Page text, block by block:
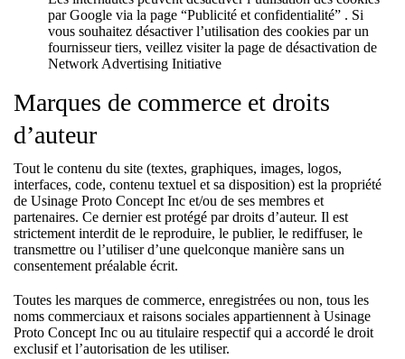
par Google via la page “Publicité et confidentialité” . Si
vous souhaitez désactiver l’utilisation des cookies par un
fournisseur tiers, veillez visiter la page de désactivation de
Network Advertising Initiative
Marques de commerce et droits
d’auteur
Tout le contenu du site (textes, graphiques, images, logos,
interfaces, code, contenu textuel et sa disposition) est la propriété
de Usinage Proto Concept Inc et/ou de ses membres et
partenaires. Ce dernier est protégé par droits d’auteur. Il est
strictement interdit de le reproduire, le publier, le rediffuser, le
transmettre ou l’utiliser d’une quelconque manière sans un
consentement préalable écrit.
Toutes les marques de commerce, enregistrées ou non, tous les
noms commerciaux et raisons sociales appartiennent à Usinage
Proto Concept Inc ou au titulaire respectif qui a accordé le droit
exclusif et l’autorisation de les utiliser.